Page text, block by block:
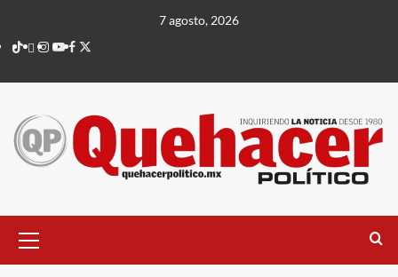
contenido
7 agosto, 2026
TikTok
threads
Instagram
Youtube
Facebook
X
principal